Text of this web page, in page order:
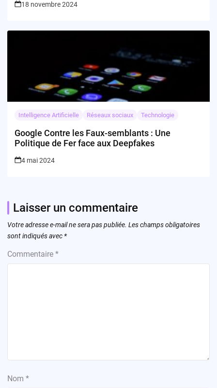
18 novembre 2024
Intelligence Artificielle Réseaux sociaux Technologie
Google Contre les Faux-semblants : Une
Politique de Fer face aux Deepfakes
4 mai 2024
Laisser un commentaire
Votre adresse e-mail ne sera pas publiée. Les champs obligatoires
sont indiqués avec *
Commentaire *
Nom *